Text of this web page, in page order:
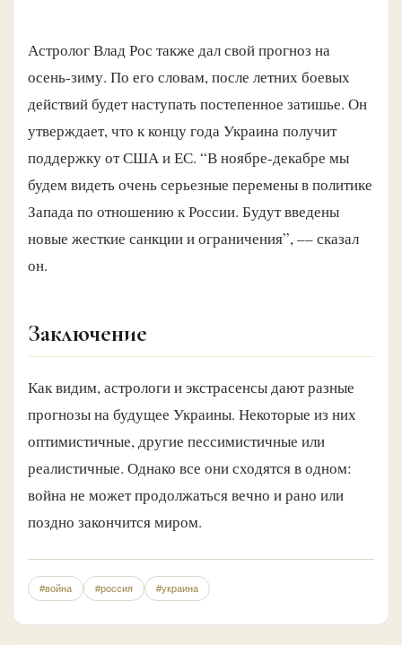
Астролог Влад Рос также дал свой прогноз на
осень-зиму. По его словам, после летних боевых
действий будет наступать постепенное затишье. Он
утверждает, что к концу года Украина получит
поддержку от США и ЕС. “В ноябре-декабре мы
будем видеть очень серьезные перемены в политике
Запада по отношению к России. Будут введены
новые жесткие санкции и ограничения”, –– сказал
он.
Заключение
Как видим, астрологи и экстрасенсы дают разные
прогнозы на будущее Украины. Некоторые из них
оптимистичные, другие пессимистичные или
реалистичные. Однако все они сходятся в одном:
война не может продолжаться вечно и рано или
поздно закончится миром.
#война #россия #украина